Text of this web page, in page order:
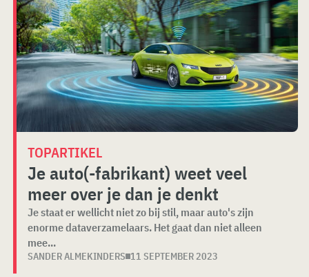
TOPARTIKEL
Je auto(-fabrikant) weet veel
meer over je dan je denkt
Je staat er wellicht niet zo bij stil, maar auto's zijn
enorme dataverzamelaars. Het gaat dan niet alleen
mee...
SANDER ALMEKINDERS 11 SEPTEMBER 2023